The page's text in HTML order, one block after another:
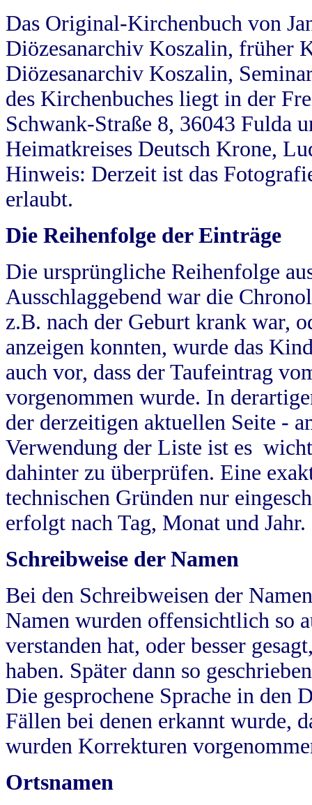
Das Original-Kirchenbuch von
Diözesanarchiv Koszalin, früher
Diözesanarchiv Koszalin,
des Kirchenbuches liegt in der
Schwank-Straße 8, 36043 Fulda
Heimatkreises Deutsch Krone,
Hinweis: Derzeit ist das
erlaubt.
Die Reihenfolge der Einträge
Die ursprüngliche Reihenfolge
Ausschlaggebend war die
z.B. nach der Geburt krank war,
anzeigen konnten, wurde das
auch vor, dass der Taufeintrag
vorgenommen wurde. In
der derzeitigen aktuellen Seite -
Verwendung der Liste ist es
dahinter zu überprüfen. Eine
technischen Gründen nur
erfolgt nach Tag, Monat und Jahr.
Schreibweise der Namen
Bei den Schreibweisen der
Namen wurden offensichtlich so
verstanden hat, oder besser
haben. Später dann so
Die gesprochene Sprache in
Fällen bei denen erkannt wurde,
wurden Korrekturen
Ortsnamen